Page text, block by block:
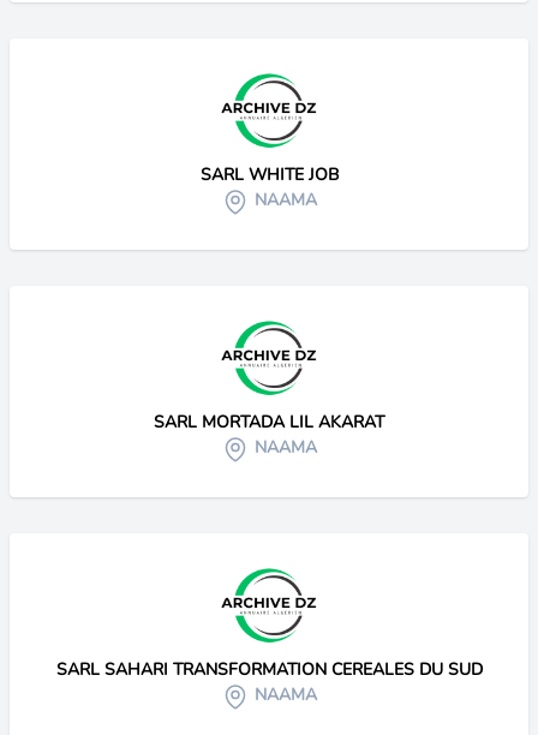
SARL WHITE JOB
NAAMA
SARL MORTADA LIL AKARAT
NAAMA
SARL SAHARI TRANSFORMATION CEREALES DU SUD
NAAMA